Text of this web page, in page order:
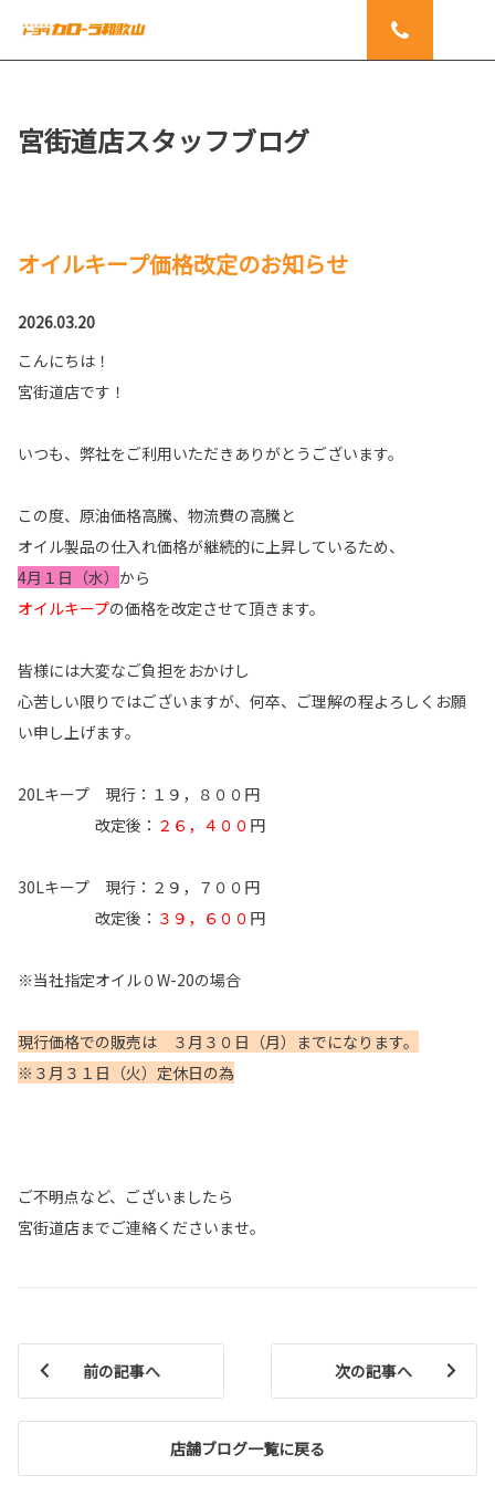
宮街道店スタッフブログ
オイルキープ価格改定のお知らせ
2026.03.20
こんにちは！
宮街道店です！
いつも、弊社をご利用いただきありがとうございます。
この度、原油価格高騰、物流費の高騰と
オイル製品の仕入れ価格が継続的に上昇しているため、
4月１日（水） から
オイルキープの価格を改定させて頂きます。
皆様には大変なご負担をおかけし
心苦しい限りではございますが、何卒、ご理解の程よろしくお願
い申し上げます。
20Lキープ 現行：１９，８００円
改定後： ２６，４００ 円
30Lキープ 現行：２９，７００円
改定後： ３９，６００ 円
※当社指定オイル０W-20の場合
現行価格での販売は ３月３０日（月）までになります。
※３月３１日（火）定休日の為
ご不明点など、ございましたら
宮街道店までご連絡くださいませ。
前の記事へ
店舗ブログ一覧に戻る
次の記事へ